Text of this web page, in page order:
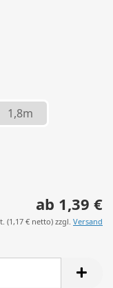
1,8m
ab 1,39 €
(1,17 € netto) zzgl. Versand